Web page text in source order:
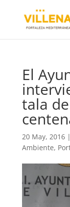
El
tala
20 May, 2016|
Ambiente,